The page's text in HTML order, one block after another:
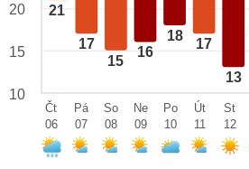
21
17
15
16
18
17
13
20
15
10
Čt
06
Pá
07
So
08
Ne
09
Po
10
Út
11
St
12